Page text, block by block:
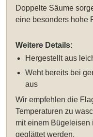
Doppelte Säume
eine besonders hohe
Weitere Details:
Hergestellt aus
Weht bereits bei
aus
Wir empfehlen die
Temperaturen zu
mit einem
geglättet werden.